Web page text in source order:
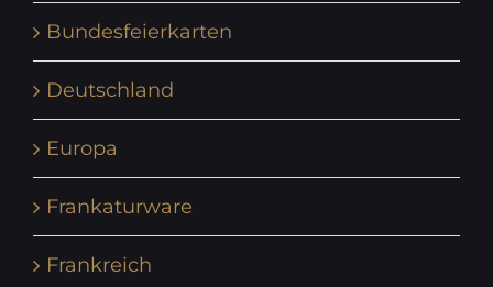
Bundesfeierkarten
Deutschland
Europa
Frankaturware
Frankreich